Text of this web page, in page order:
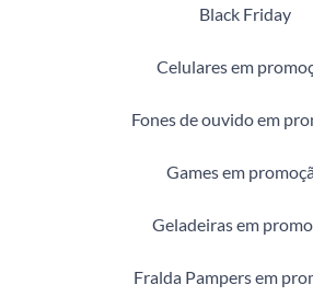
Black Friday
Celulares em
Fones de ouvido em
Games em
Geladeiras em
Fralda Pampers em